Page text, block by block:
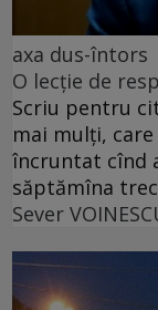
axa dus-întors
O lecție de
Scriu pentru
mai mulți,
încruntat cînd
săptămîna
Sever